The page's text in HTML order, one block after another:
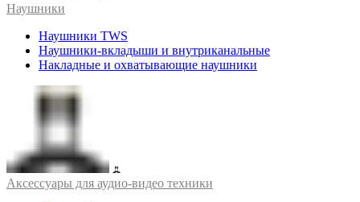
Наушники
Наушники TWS
Наушники-вкладыши и внутриканальные
Накладные и охватывающие наушники
Аксессуары для аудио-видео техники